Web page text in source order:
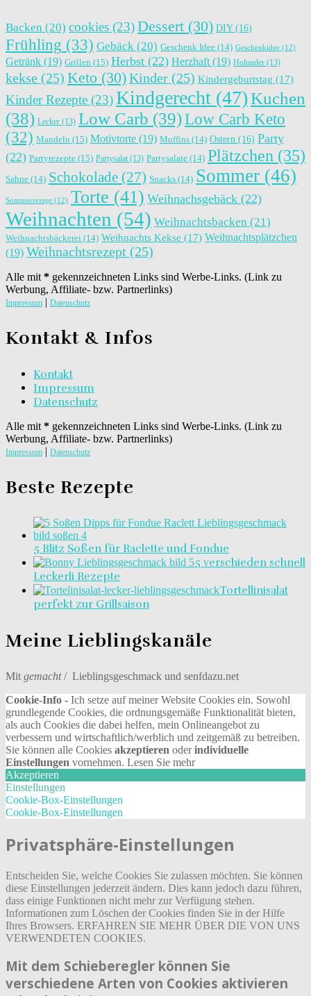
Backen (20) cookies (23)Dessert (30) DIY(16)
Frühling (33) Gebäck (20) Geschenk Idee (14) Geschenkidee (12)
Getränk (19) Grillen (15) Herbst (22) Herzhaft(19) Holunder (13)
kekse (25) Keto (30)Kinder (25) Kindergeburtstag (17)
Kinder Rezepte (23)Kindgerecht (47)Kuchen
(38) Lecker (13) Low Carb (39)Low Carb Keto
(32) Mandeln (15) Motivtorte (19) Muffins (14) Ostern (16) Party
(22) Partyrezepte (15) Partysalat (13) Partysalate (14) Plätzchen (35)
Sahne (14) Schokolade (27) Snacks (14) Sommer (46)
Sommerrezept (12) Torte (41) Weihnachsgebäck (22)
Weihnachten (54) Weihnachtsbacken (21)
Weihnachtsbäckerei (14) Weihnachts Kekse (17) Weihnachtsplätzchen
(19) Weihnachtsrezept (25)
Alle mit * gekennzeichneten Links sind Werbe-Links. (Link zu
Werbung, Affiliate- bzw. Partnerlinks)
Impressum | Datenschutz
Kontakt & Infos
Kontakt
Impressum
Datenschutz
Alle mit * gekennzeichneten Links sind Werbe-Links. (Link zu
Werbung, Affiliate- bzw. Partnerlinks)
Impressum | Datenschutz
Beste Rezepte
5 Blitz Soßen für Raclette und Fondue
5 verschieden schnell
Leckerli Rezepte
Tortellinisalat
perfekt zur Grillsaison
Meine Lieblingskanäle
Mit gemacht/ Lieblingsgeschmack und senfdazu.net
Cookie-Info - Ich setze auf meiner Website Cookies ein. Sowohl
grundlegende Cookies, die ordnungsgemäße Funktionalität bieten,
als auch Cookies die dabei helfen, mein Onlineangebot zu
verbessern und wirtschaftlich/werblich und zeitgemäß zu betreiben.
Sie können alle Cookies akzeptieren oderindividuelle
Einstellungen vornehmen. Lesen Sie mehr
Akzeptieren
Einstellungen
Cookie-Box-Einstellungen
Cookie-Box-Einstellungen
Privatsphäre-Einstellungen
Entscheiden Sie, welche Cookies Sie zulassen möchten. Sie können
diese Einstellungen jederzeit ändern. Dies kann jedoch dazu führen,
dass einige Funktionen nicht mehr zur Verfügung stehen.
Informationen zum Löschen der Cookies finden Sie in der Hilfe
Ihres Browsers. ERFAHREN SIE MEHR ÜBER DIE VON UNS
VERWENDETEN COOKIES.
Mit dem Schieberegler können Sie
verschiedene Arten von Cookies aktivieren